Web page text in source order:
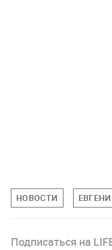
НОВОСТИ
Подписаться на